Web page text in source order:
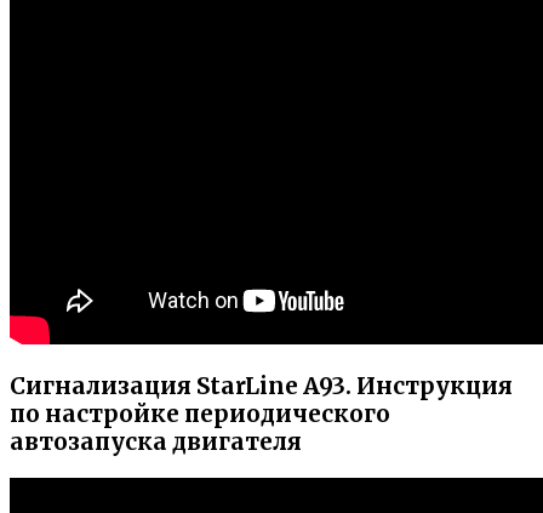
Сигнализация StarLine A93. Инструкция
по настройке периодического
автозапуска двигателя